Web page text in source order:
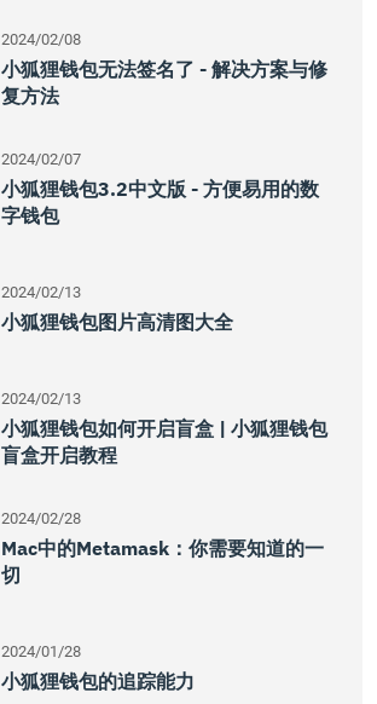
2024/02/08
小狐狸钱包无法签名了 - 解决方案与修
复方法
2024/02/07
小狐狸钱包3.2中文版 - 方便易用的数
字钱包
2024/02/13
小狐狸钱包图片高清图大全
2024/02/13
小狐狸钱包如何开启盲盒 | 小狐狸钱包
盲盒开启教程
2024/02/28
Mac中的Metamask：你需要知道的一
切
2024/01/28
小狐狸钱包的追踪能力